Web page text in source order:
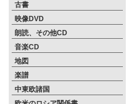
古書
映像DVD
朗読、その他CD
音楽CD
地図
楽譜
中東欧諸国